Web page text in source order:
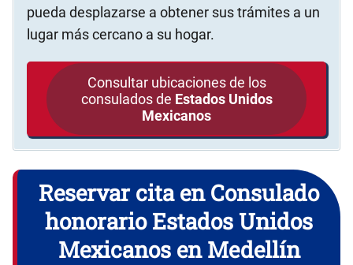
pueda desplazarse a obtener sus trámites a un
lugar más cercano a su hogar.
Consultar ubicaciones de los
consulados de Estados Unidos
Mexicanos
Reservar cita en Consulado
honorario Estados Unidos
Mexicanos en Medellín